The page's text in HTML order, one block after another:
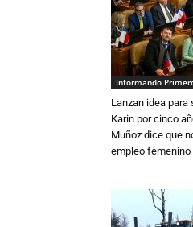
Informando
Lanzan idea para
Karin por cinco
Muñoz dice que
empleo femenino